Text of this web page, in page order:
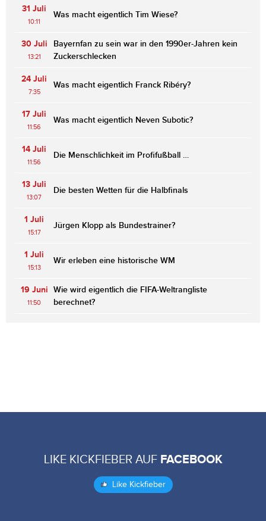
31 Juli
10:11
Was macht eigentlich Tim Wiese?
30 Juli
13:21
Bayernfan zu sein war in den 1990er-Jahren kein
Zuckerschlecken
24 Juli
7:35
Was macht eigentlich Franck Ribéry?
17 Juli
11:56
Was macht eigentlich Neven Subotic?
14 Juli
11:56
Die Menschlichkeit im Profifußball …
13 Juli
13:07
Die besten Wetten für die Halbfinals
1 Juli
15:17
Jürgen Klopp als Bundestrainer?
1 Juli
15:13
Wir erleben eine historische WM
19 Juni
11:50
Wie wird eigentlich die FIFA-Weltrangliste
berechnet?
LIKE KICKFIEBER AUF FACEBOOK
Like Kickfieber